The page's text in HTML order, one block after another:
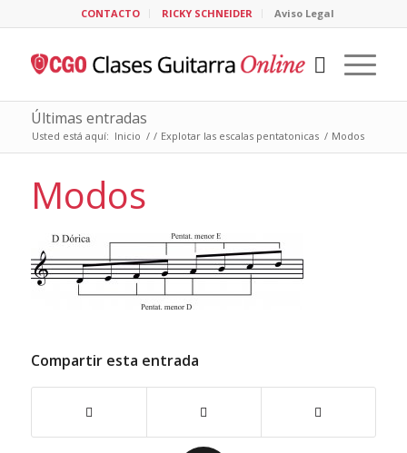
CONTACTO RICKY SCHNEIDER Aviso Legal
Últimas entradas
Usted está aquí: Inicio / / Explotar las escalas pentatonicas / Modos
Modos
Compartir esta entrada